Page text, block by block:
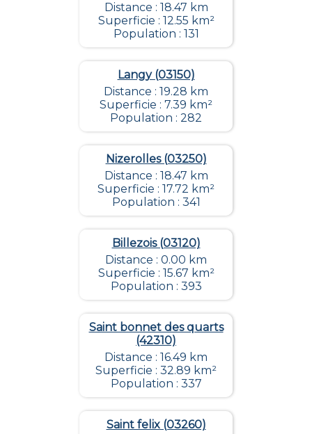
Distance : 18.47 km
Superficie : 12.55 km²
Population : 131
Langy (03150)
Distance : 19.28 km
Superficie : 7.39 km²
Population : 282
Nizerolles (03250)
Distance : 18.47 km
Superficie : 17.72 km²
Population : 341
Billezois (03120)
Distance : 0.00 km
Superficie : 15.67 km²
Population : 393
Saint bonnet des quarts
(42310)
Distance : 16.49 km
Superficie : 32.89 km²
Population : 337
Saint felix (03260)